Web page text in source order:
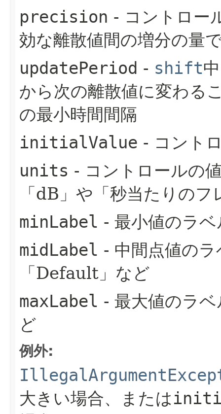
precision - コントロー
効な離散値間の増分の量
updatePeriod - shift
から次の離散値に変わる
の最小時間間隔
initialValue - コント
units - コントロールの
「dB」や「秒当たりの
minLabel - 最小値のラ
midLabel - 中間点値の
「Default」など
maxLabel - 最大値のラ
ど
例外:
大きい場合、または